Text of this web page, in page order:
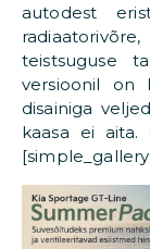
autodest
teistsuguse
versioonil on
disainiga
kaasa ei aita.
[simple_gallery